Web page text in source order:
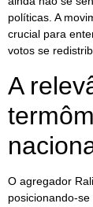
políticas. A
crucial para
votos se
A
O agregador
posicionando-